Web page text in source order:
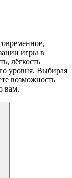
игры в
лёгкость
уровня. Выбирая
возможность
вам.